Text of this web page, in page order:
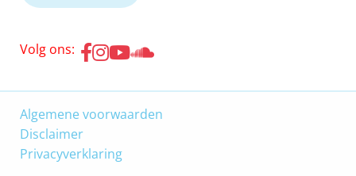
Volg ons:
Algemene voorwaarden
Disclaimer
Privacyverklaring